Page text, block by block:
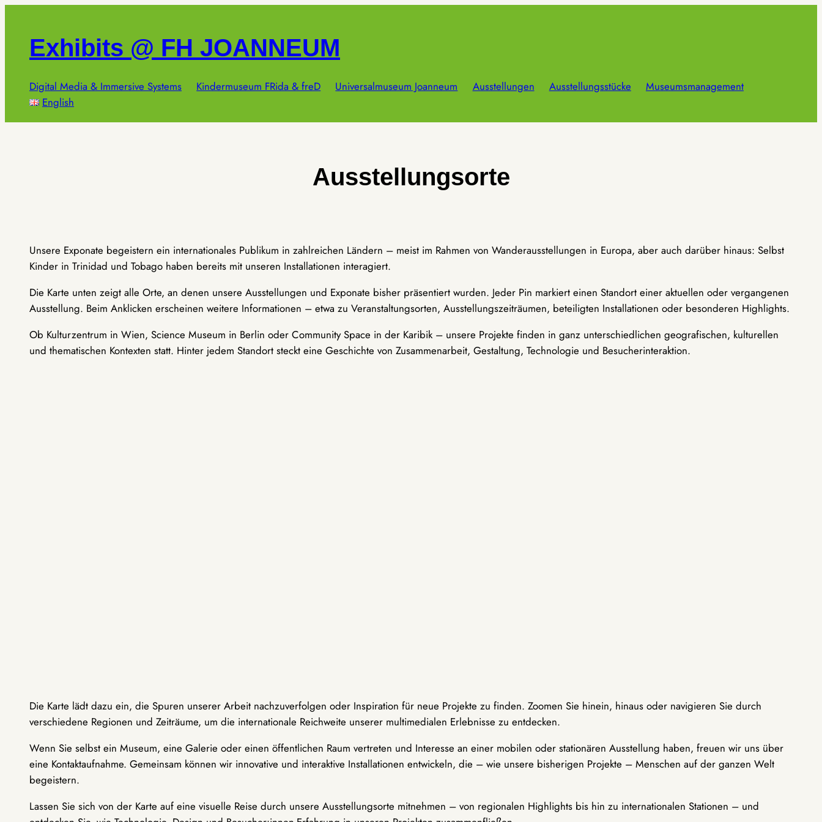
springenExhibits @ FH JOANNEUM
Digital Media & Immersive Systems Kindermuseum FRida & freD Universalmuseum Joanneum Ausstellungen Ausstellungsstücke
Museumsmanagement
English
Ausstellungsorte
Unsere Exponate begeistern ein internationales Publikum in zahlreichen Ländern – meist im Rahmen von Wanderausstellungen in Europa, aber auch darüber hinaus: Selbst
Kinder in Trinidad und Tobago haben bereits mit unseren Installationen interagiert.
Die Karte unten zeigt alle Orte, an denen unsere Ausstellungen und Exponate bisher präsentiert wurden. Jeder Pin markiert einen Standort einer aktuellen oder vergangenen
Ausstellung. Beim Anklicken erscheinen weitere Informationen – etwa zu Veranstaltungsorten, Ausstellungszeiträumen, beteiligten Installationen oder besonderen Highlights.
Ob Kulturzentrum in Wien, Science Museum in Berlin oder Community Space in der Karibik – unsere Projekte finden in ganz unterschiedlichen geografischen, kulturellen
und thematischen Kontexten statt. Hinter jedem Standort steckt eine Geschichte von Zusammenarbeit, Gestaltung, Technologie und Besucherinteraktion.
Die Karte lädt dazu ein, die Spuren unserer Arbeit nachzuverfolgen oder Inspiration für neue Projekte zu finden. Zoomen Sie hinein, hinaus oder navigieren Sie durch
verschiedene Regionen und Zeiträume, um die internationale Reichweite unserer multimedialen Erlebnisse zu entdecken.
Wenn Sie selbst ein Museum, eine Galerie oder einen öffentlichen Raum vertreten und Interesse an einer mobilen oder stationären Ausstellung haben, freuen wir uns über
eine Kontaktaufnahme. Gemeinsam können wir innovative und interaktive Installationen entwickeln, die – wie unsere bisherigen Projekte – Menschen auf der ganzen Welt
begeistern.
Lassen Sie sich von der Karte auf eine visuelle Reise durch unsere Ausstellungsorte mitnehmen – von regionalen Highlights bis hin zu internationalen Stationen – und